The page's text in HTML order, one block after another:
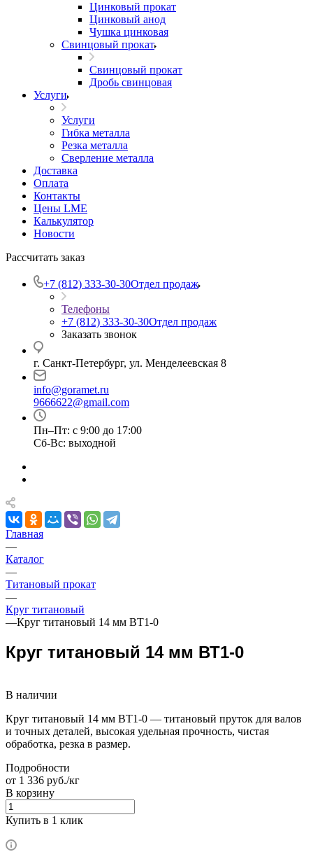
Цинковый прокат
Цинковый анод
Чушка цинковая
Свинцовый прокат
Свинцовый прокат
Дробь свинцовая
Услуги
Услуги
Гибка металла
Резка металла
Сверление металла
Доставка
Оплата
Контакты
Цены LME
Калькулятор
Новости
Рассчитать заказ
+7 (812) 333-30-30Отдел продаж
Телефоны
+7 (812) 333-30-30Отдел продаж
Заказать звонок
г. Санкт-Петербург, ул. Менделеевская 8
info@goramet.ru
9666622@gmail.com
Пн–Пт: с 9:00 до 17:00
Сб-Вс: выходной
Главная
—
Каталог
—
Титановый прокат
—
Круг титановый
—Круг титановый 14 мм ВТ1-0
Круг титановый 14 мм ВТ1-0
В наличии
Круг титановый 14 мм ВТ1-0 — титановый пруток для валов
и точных деталей, высокая удельная прочность, чистая
обработка, резка в размер.
Подробности
от 1 336 руб./кг
В корзину
Купить в 1 клик